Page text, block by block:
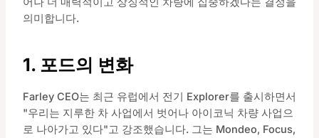
의미합니다.
1. 포드의 변화
Farley CEO는 최근 유럽에서 전기 Explorer를 출시하면서
"우리는 지루한 차 사업에서 벗어나 아이코닉 차량 사업으
로 나아가고 있다"고 강조했습니다. 그는 Mondeo, Focus,